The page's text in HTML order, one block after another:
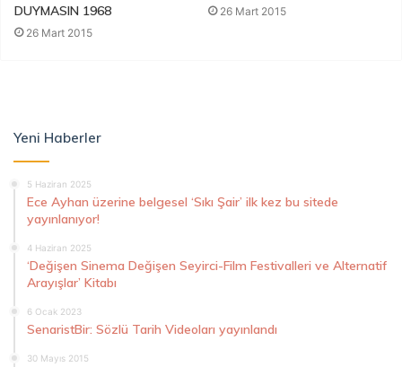
DUYMASIN 1968
26 Mart 2015
26 Mart 2015
Yeni Haberler
5 Haziran 2025
Ece Ayhan üzerine belgesel ‘Sıkı Şair’ ilk kez bu sitede
yayınlanıyor!
4 Haziran 2025
‘Değişen Sinema Değişen Seyirci-Film Festivalleri ve Alternatif
Arayışlar’ Kitabı
6 Ocak 2023
SenaristBir: Sözlü Tarih Videoları yayınlandı
30 Mayıs 2015